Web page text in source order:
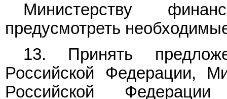
Министерству
предусмотреть
13. Принять
Российской Федерации,
Российской